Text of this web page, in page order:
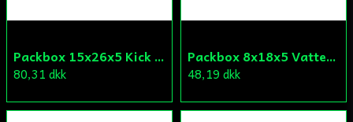
Packbox 15x26x5 Kick Aprilia/Derbi/Gilera (original)
80,31 dkk
Packbox 8x18x5 Vattenpump Aprilia/Derbi/Gilera (original)
48,19 dkk